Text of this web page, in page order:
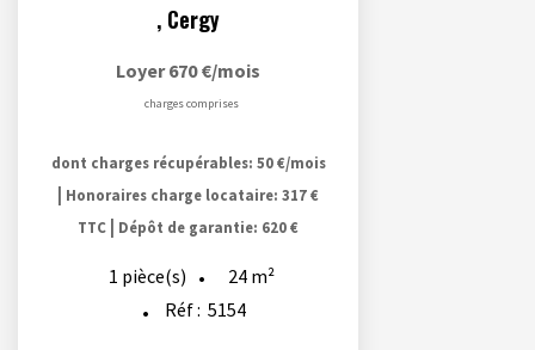
, Cergy
Loyer 670 €/mois
charges comprises
dont charges récupérables: 50 €/mois
| Honoraires charge locataire: 317 €
TTC | Dépôt de garantie: 620 €
1 pièce(s) 24 m²
Réf : 5154